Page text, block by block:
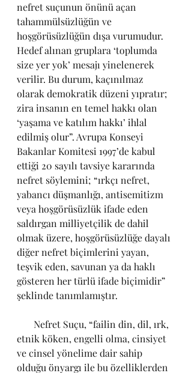
nefret suçunun önünü açan
tahammülsüzlüğün ve
hoşgörüsüzlüğün dışa vurumudur.
Hedef alınan gruplara ‘toplumda
size yer yok’ mesajı yinelenerek
verilir. Bu durum, kaçınılmaz
olarak demokratik düzeni yıpratır;
zira insanın en temel hakkı olan
‘yaşama ve katılım hakkı’ ihlal
edilmiş olur”. Avrupa Konseyi
Bakanlar Komitesi 1997’de kabul
ettiği 20 sayılı tavsiye kararında
nefret söylemini; “ırkçı nefret,
yabancı düşmanlığı, antisemitizm
veya hoşgörüsüzlük ifade eden
saldırgan milliyetçilik de dahil
olmak üzere, hoşgörüsüzlüğe dayalı
diğer nefret biçimlerini yayan,
teşvik eden, savunan ya da haklı
gösteren her türlü ifade biçimidir”
şeklinde tanımlamıştır.
Nefret Suçu, “failin din, dil, ırk,
etnik köken, engelli olma, cinsiyet
ve cinsel yönelime dair sahip
olduğu önyargı ile bu özelliklerden